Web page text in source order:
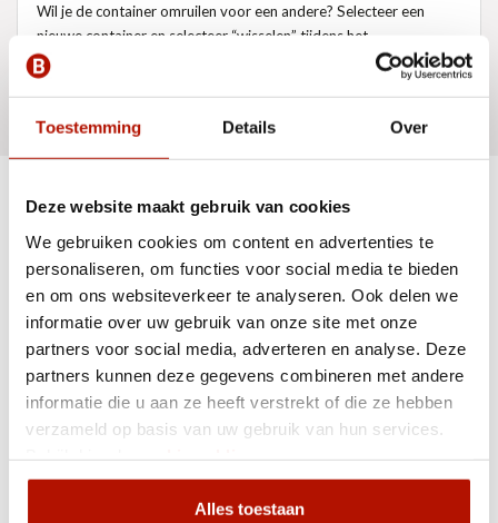
Toestemming Details Over
Deze website maakt gebruik van cookies
We gebruiken cookies om content en advertenties te
personaliseren, om functies voor social media te bieden
en om ons websiteverkeer te analyseren. Ook delen we
informatie over uw gebruik van onze site met onze
partners voor social media, adverteren en analyse. Deze
partners kunnen deze gegevens combineren met andere
informatie die u aan ze heeft verstrekt of die ze hebben
verzameld op basis van uw gebruik van hun services.
Alles toestaan
Wil je de container omruilen voor een andere? Selecteer een
nieuwe container en selecteer “wisselen” tijdens het
afrekenproces. Houd je ordernummer bij de hand.
Hoe werkt het ?
Wij leveren o.a. in:
Klantenservice